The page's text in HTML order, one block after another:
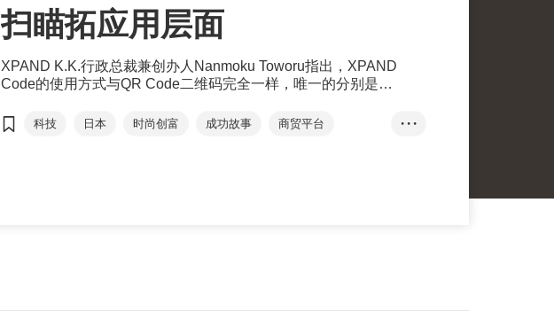
扫瞄拓应用层面
XPAND K.K.行政总裁兼创办人Nanmoku Toworu指出，XPAND
Code的使用方式与QR Code二维码完全一样，唯一的分别是
取得列车相关信息，包括列车开行时间和车站数目，这些信息更可以
根据用户的智能手机设定而转换显示语言，＂XPAND Code是我们
科技 日本 时尚创富 成功故事
商贸平台
• • •